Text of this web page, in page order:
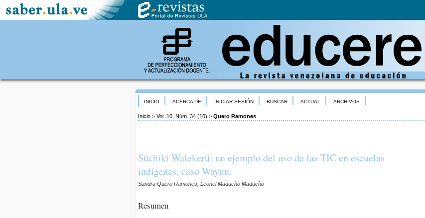
INICIO ACERCA DE INICIAR SESIÓN BUSCAR ACTUAL ARCHIVOS
Inicio > Vol. 10, Núm. 34 (10) > Quero Ramones
Süchiki Walekerü: un ejemplo del uso de las TIC en escuelas
indígenas, caso Wayuu.
Sandra Quero Ramones, Leonel Madueño Madueño
Resumen